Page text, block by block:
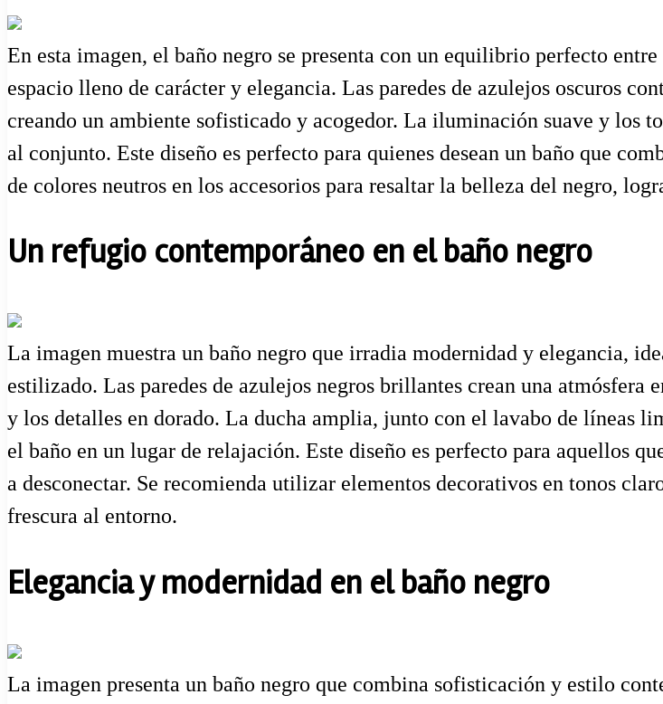
En esta imagen, el baño negro se presenta con un equilibrio perfecto
espacio lleno de carácter y elegancia. Las paredes de azulejos oscuros
creando un ambiente sofisticado y acogedor. La iluminación suave y los
al conjunto. Este diseño es perfecto para quienes desean un baño que
de colores neutros en los accesorios para resaltar la belleza del negro,
Un refugio contemporáneo en el baño negro
La imagen muestra un baño negro que irradia modernidad y elegancia,
estilizado. Las paredes de azulejos negros brillantes crean una
y los detalles en dorado. La ducha amplia, junto con el lavabo de líneas
el baño en un lugar de relajación. Este diseño es perfecto para aquellos
a desconectar. Se recomienda utilizar elementos decorativos en tonos
frescura al entorno.
Elegancia y modernidad en el baño negro
La imagen presenta un baño negro que combina sofisticación y estilo